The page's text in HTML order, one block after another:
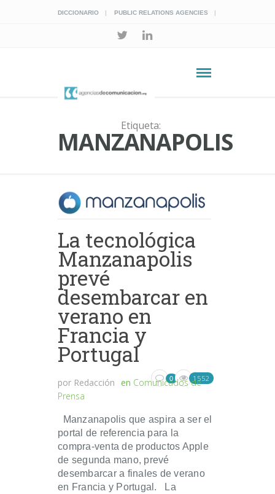
DICCIONARIO PUBLIC RELATIONS AGENCIES
Etiqueta:
MANZANAPOLIS
La tecnológica
Manzanapolis
prevé
desembarcar en
verano en
Francia y
Portugal
por Redacción en Comunicados de
Prensa
0 1552
Manzanapolis que aspira a ser el
portal de referencia para la
compra-venta de productos Apple
de segunda mano, prevé
desembarcar a finales de verano
en Francia y Portugal. La